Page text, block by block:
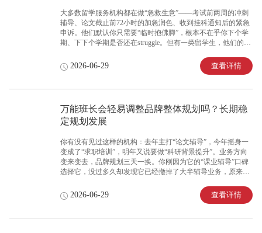
务能否“对症下药”的核心标准。面对“万能
大多数留学服务机构都在做“急救生意”——考试前两周的冲刺
辅导、论文截止前72小时的加急润色、收到挂科通知后的紧急
申诉。他们默认你只需要“临时抱佛脚”，根本不在乎你下个学
期、下下个学期是否还在struggle。但有一类留学生，他们的需
识点、想扎扎实实提升学术能力、想在毕业时拿到的是二等一
甚至一等学位，而不只是一张“混过去”的文凭。然而，市面上
需要的不是“考前救火队”，而是可以长期陪伴、循序渐进帮你
建立学术能力的“成长伙伴”。此时，了解一家机构是否适合追
求长期学习提升的留学生，成为判断其价值深度的试金石。面
对“万能班长适合追求长期学习提升的留学生吗？能不能固定老
2026-06-29 查看详情
万能班长会轻易调整品牌整体规划吗？长期稳
定规划发展
你有没有见过这样的机构：去年主打“论文辅导”，今年摇身一
变成了“求职培训”，明年又说要做“科研背景提升”。业务方向
变来变去，品牌规划三天一换。你刚因为它的“课业辅导”口碑
选择它，没过多久却发现它已经撤掉了大半辅导业务，原来的
谁来负责？一家连品牌规划都定不下来的机构，今天还在，明
天可能就不在了；今天承诺的服务，明天可能就没了。你需要
因为市场波动就轻易掉头的长期主义者。此时，了解一家机构
是否会轻易调整品牌整体规划，成为判断其是否值得长期托付
2026-06-29 查看详情